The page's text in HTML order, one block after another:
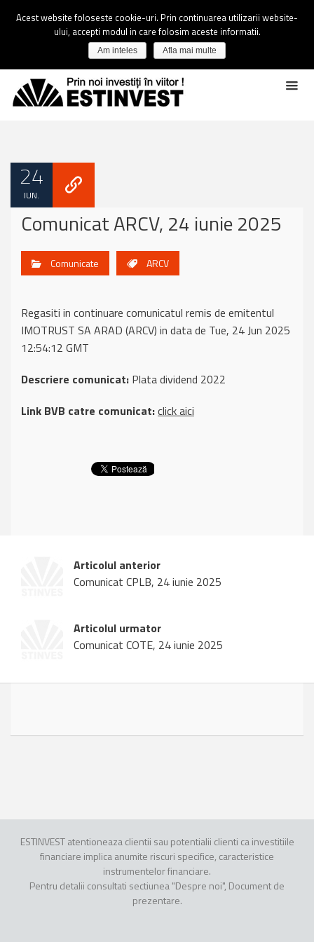
24
IUN.
Comunicat ARCV, 24 iunie 2025
Comunicate ARCV
Regasiti in continuare comunicatul remis de emitentul
IMOTRUST SA ARAD (ARCV) in data de Tue, 24 Jun 2025
12:54:12 GMT
Descriere comunicat: Plata dividend 2022
Link BVB catre comunicat:click aici
Articolul anterior
Comunicat CPLB, 24 iunie 2025
Articolul urmator
Comunicat COTE, 24 iunie 2025
ESTINVEST atentioneaza clientii sau potentialii clienti ca investitiile
financiare implica anumite riscuri specifice, caracteristice
instrumentelor financiare.
Pentru detalii consultati sectiunea "Despre noi", Document de
prezentare.
Acest website foloseste cookie-uri. Prin continuarea utilizarii website-
ului, accepti modul in care folosim aceste informatii.
Am inteles Afla mai multe